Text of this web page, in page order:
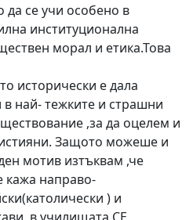
да се учи особено в
институционална
морал и етика.Това
исторически е дала
най- тежките и страшни
,за да оцелем и
Защото можеше и
мотив изтъквам ,че
кажа направо-
) и